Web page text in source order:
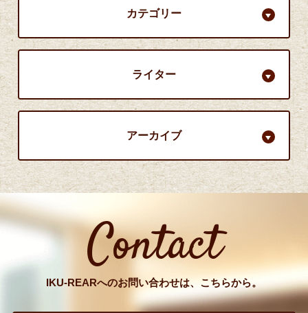
カテゴリー
ライター
アーカイブ
Contact
IKU-REARへのお問い合わせは、こちらから。